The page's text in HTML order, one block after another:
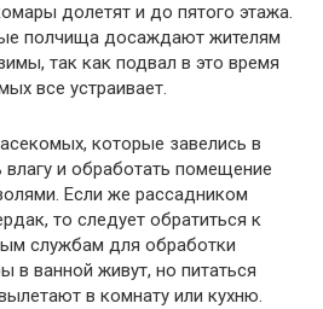
долетят и до пятого этажа.
полчища досаждают жителям
так как подвал в это время
все устраивает.
которые завелись в
влагу и обработать помещение
Если же рассадником
то следует обратиться к
службам для обработки
в ванной живут, но питаться
в комнату или кухню.